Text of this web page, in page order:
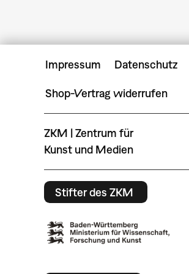
Impressum Datenschutz
Shop-Vertrag widerrufen
ZKM | Zentrum für
Kunst und Medien
Stifter des ZKM